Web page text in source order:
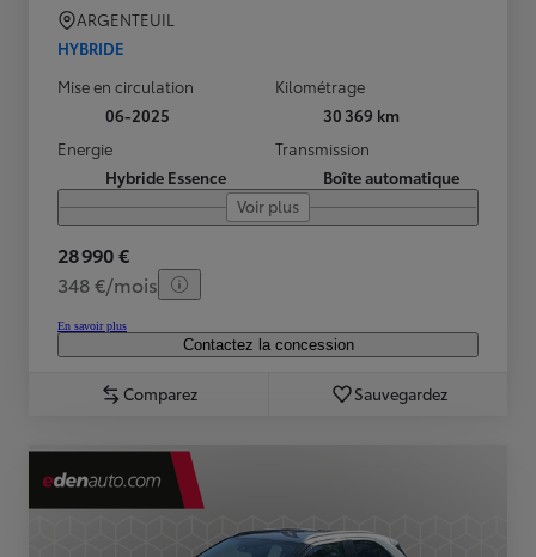
ARGENTEUIL
HYBRIDE
Mise en circulation
06-2025
Kilométrage
30 369 km
Energie
Hybride Essence
Transmission
Boîte automatique
Voir plus
28 990 €
348 €/mois
En savoir plus
Contactez la concession
Comparez Sauvegardez